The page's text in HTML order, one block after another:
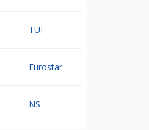
TUI
Eurostar
NS